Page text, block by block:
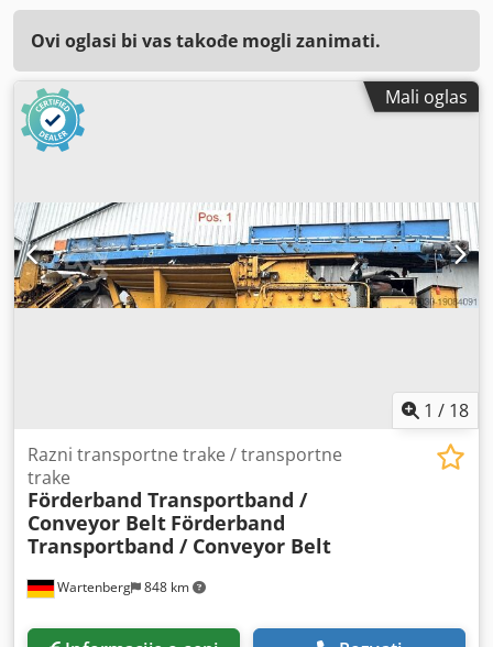
Ovi oglasi bi vas takođe mogli zanimati.
Mali oglas
1 / 18
Wartenberg 848 km
Razni transportne trake / transportne
trake
Förderband Transportband /
Conveyor Belt Förderband
Transportband / Conveyor Belt